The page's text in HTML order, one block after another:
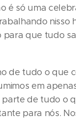
é só uma
que tudo
de tudo o que
em
parte de tudo o
para nós.